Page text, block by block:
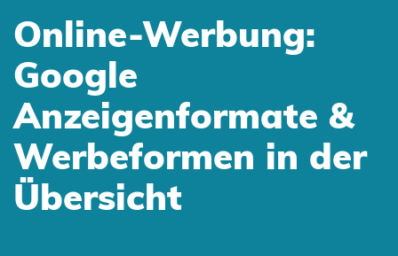
Online-Werbung:
Google
Anzeigenformate &
Werbeformen in der
Übersicht